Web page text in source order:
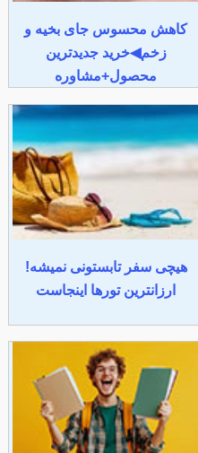
کاهش محسوس جای بخیه و
زخم◀خرید جدیدترین
محصول+مشاوره
هیچی سفر تابستونی نمیشه!
ارزانترین تورها اینجاست